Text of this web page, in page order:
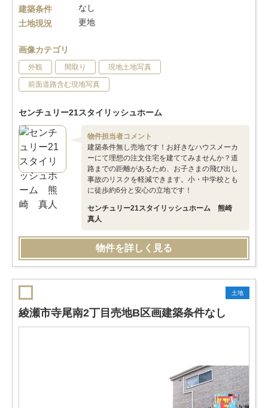
建築条件
なし
土地現況
更地
画像カテゴリ
外観 間取り 現地土地写真
前面道路含む現地写真
センチュリー21スタイリッシュホーム
物件担当者コメント
建築条件無し売地です！お好きなハウスメーカ
ーにて理想の注文住宅を建ててみませんか？道
路までの距離があるため、お子さまの飛び出し
事故のリスクを軽減できます。小・中学校とも
に徒歩約6分と安心の立地です！
センチュリー21スタイリッシュホーム 熊崎
真人
物件を詳しく見る
土地
綾瀬市寺尾南2丁目売地B区画建築条件なし